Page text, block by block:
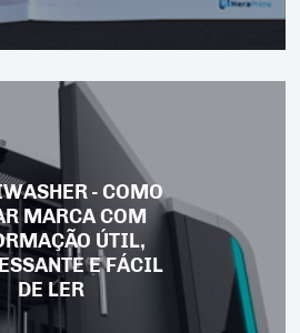
- COMO
MARCA COM
ÚTIL,
E FÁCIL
DE LER